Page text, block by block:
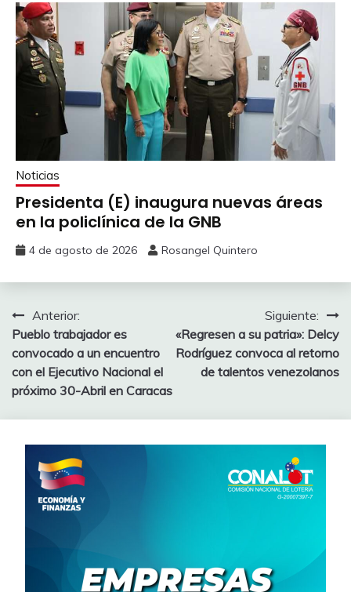
Noticias
Presidenta (E) inaugura nuevas áreas
en la policlínica de la GNB
4 de agosto de 2026 Rosangel Quintero
Anterior:
Pueblo trabajador es
convocado a un encuentro
con el Ejecutivo Nacional el
próximo 30-Abril en Caracas
Siguiente:
«Regresen a su patria»: Delcy
Rodríguez convoca al retorno
de talentos venezolanos